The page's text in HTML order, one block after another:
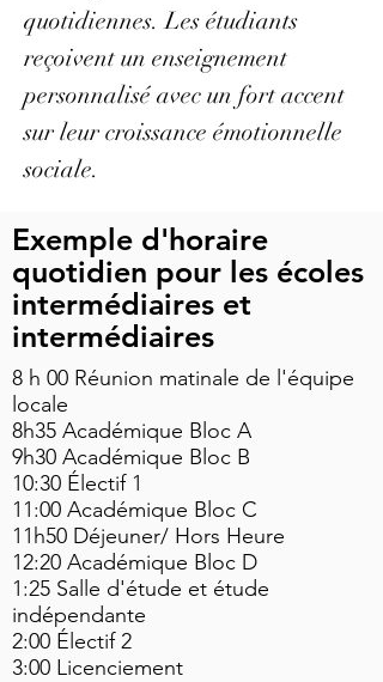
quotidiennes. Les étudiants
reçoivent un enseignement
personnalisé avec un fort accent
sur leur croissance émotionnelle
sociale.
Exemple d'horaire
quotidien pour les écoles
intermédiaires et
intermédiaires
8 h 00 Réunion matinale de l'équipe
locale
8h35 Académique Bloc A
9h30 Académique Bloc B
10:30 Électif 1
11:00 Académique Bloc C
11h50 Déjeuner/ Hors Heure
12:20 Académique Bloc D
1:25 Salle d'étude et étude
indépendante
2:00 Électif 2
3:00 Licenciement